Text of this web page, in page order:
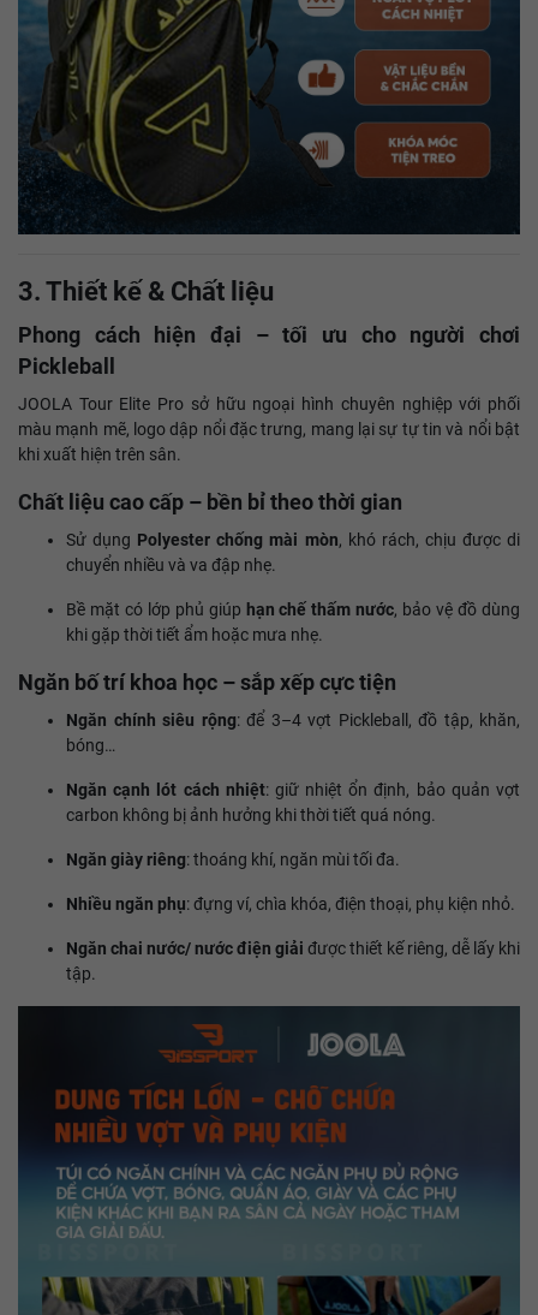
3. Thiết kế & Chất liệu
Phong cách hiện đại – tối ưu cho người chơi
Pickleball
JOOLA Tour Elite Pro sở hữu ngoại hình chuyên nghiệp với phối
màu mạnh mẽ, logo dập nổi đặc trưng, mang lại sự tự tin và nổi bật
khi xuất hiện trên sân.
Chất liệu cao cấp – bền bỉ theo thời gian
Sử dụng Polyester chống mài mòn, khó rách, chịu được di
chuyển nhiều và va đập nhẹ.
Bề mặt có lớp phủ giúp hạn chế thấm nước, bảo vệ đồ dùng
khi gặp thời tiết ẩm hoặc mưa nhẹ.
Ngăn bố trí khoa học – sắp xếp cực tiện
Ngăn chính siêu rộng: để 3–4 vợt Pickleball, đồ tập, khăn,
bóng…
Ngăn cạnh lót cách nhiệt: giữ nhiệt ổn định, bảo quản vợt
carbon không bị ảnh hưởng khi thời tiết quá nóng.
Ngăn giày riêng: thoáng khí, ngăn mùi tối đa.
Nhiều ngăn phụ: đựng ví, chìa khóa, điện thoại, phụ kiện nhỏ.
Ngăn chai nước/ nước điện giải được thiết kế riêng, dễ lấy khi
tập.